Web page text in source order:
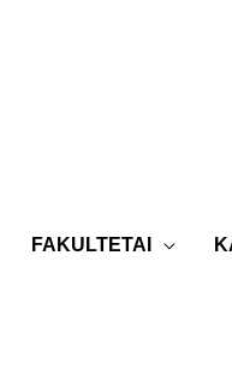
FAKULTETAI